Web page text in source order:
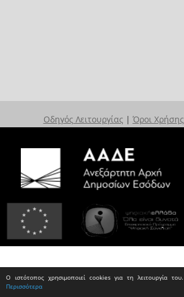
Ο ιστότοπος χρησιμοποιεί cookies για τη λειτουργία του.
Περισσότερα
Οδηγός Λειτουργίας | Όροι Χρήσης